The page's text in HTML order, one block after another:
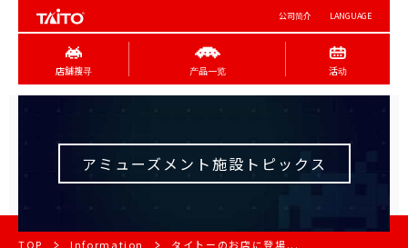
公司简介 LANGUAGE
店舖搜寻 产品一览 活动
アミューズメント施設トピックス
TOP Information タイトーのお店に登場...